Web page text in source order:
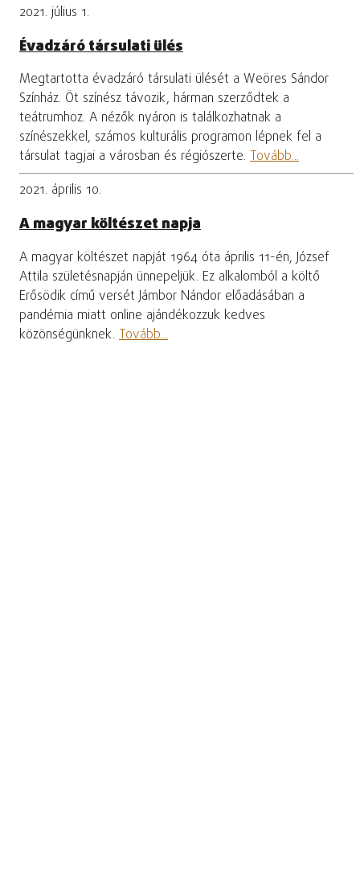
2021. július 1.
Évadzáró társulati ülés
Megtartotta évadzáró társulati ülését a Weöres Sándor
Színház. Öt színész távozik, hárman szerződtek a
teátrumhoz. A nézők nyáron is találkozhatnak a
színészekkel, számos kulturális programon lépnek fel a
társulat tagjai a városban és régiószerte. Tovább...
2021. április 10.
A magyar költészet napja
A magyar költészet napját 1964 óta április 11-én, József
Attila születésnapján ünnepeljük. Ez alkalomból a költő
Erősödik című versét Jámbor Nándor előadásában a
pandémia miatt online ajándékozzuk kedves
közönségünknek. Tovább...